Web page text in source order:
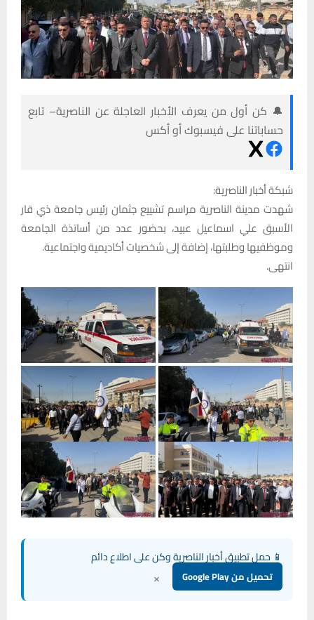
🔔 كن أول من يعرف الأخبار العاجلة عن الناصرية– تابع
حساباتنا على فيسبوك أو أكس
شبكة أخبار الناصرية:
شهدت مدينة الناصرية مراسم تشييع جثمان رئيس جامعة ذي قار
الأسبق علي اسماعيل عبيد، بحضور عدد من أساتذة الجامعة
وموظفيها وطلبتها، إضافة إلى شخصيات أكاديمية واجتماعية.
انتهى.
📱 حمل تطبيق أخبار الناصرية وكن على اطلاع دائم
تحميل من Google Play ×